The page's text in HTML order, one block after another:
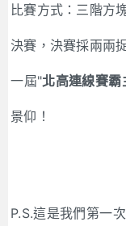
比賽方式：三階方
決賽，決賽採兩兩
一屆"北高連線賽霸
景仰！
P.S.這是我們第一